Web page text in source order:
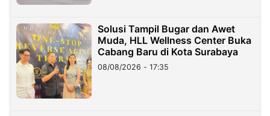
Solusi Tampil Bugar dan Awet
Muda, HLL Wellness Center Buka
Cabang Baru di Kota Surabaya
08/08/2026 - 17:35